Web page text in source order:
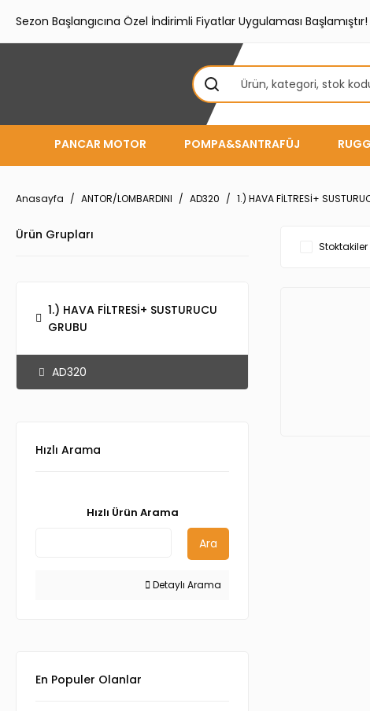
Sezon Başlangıcına Özel İndirimli Fiyatlar Uygulaması Başlamıştır!
PANCAR MOTOR POMPA&SANTRAFÜJ
Anasayfa ANTOR/LOMBARDINI AD320 1.) HAVA FİLTRESİ+
Ürün Grupları
1.) HAVA FİLTRESİ+ SUSTURUCU
GRUBU
AD320
Hızlı Arama
Hızlı Ürün Arama
Ara
Detaylı Arama
En Populer Olanlar
Stoktakiler